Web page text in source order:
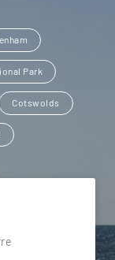
Park
Cotswolds